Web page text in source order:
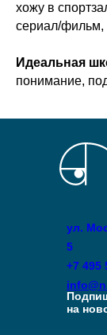
хожу в
сериал/фильм,
Идеальная
понимание,
на
ул.
5
+7 495